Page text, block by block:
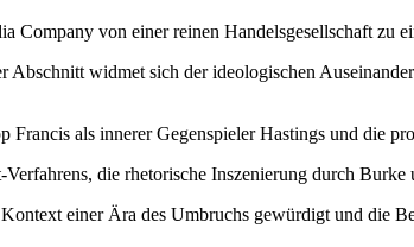
Company von einer reinen Handelsgesellschaft
Abschnitt widmet sich der ideologischen
Francis als innerer Gegenspieler Hastings und die
die rhetorische Inszenierung durch
einer Ära des Umbruchs gewürdigt und die